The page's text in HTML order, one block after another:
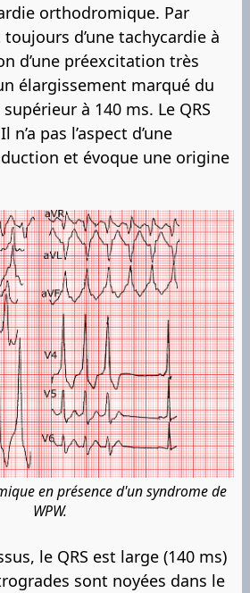
orthodromique. Par
d’une tachycardie à
d’une préexcitation très
élargissement marqué du
à 140 ms. Le QRS
pas l’aspect d’une
et évoque une origine
en présence d'un syndrome de
WPW.
le QRS est large (140 ms)
sont noyées dans le